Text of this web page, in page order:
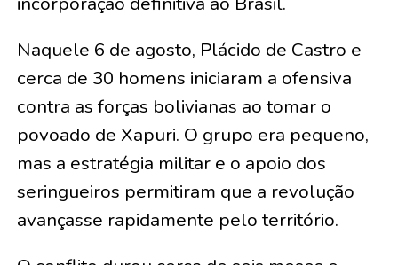
Naquele 6 de agosto, Plácido de Castro e
cerca de 30 homens iniciaram a ofensiva
contra as forças bolivianas ao tomar o
povoado de Xapuri. O grupo era pequeno,
mas a estratégia militar e o apoio dos
seringueiros permitiram que a revolução
avançasse rapidamente pelo território.